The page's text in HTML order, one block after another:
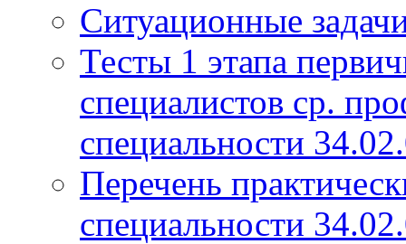
Ситуационные
Тесты 1 этапа
специалистов ср.
специальности
Перечень
специальности